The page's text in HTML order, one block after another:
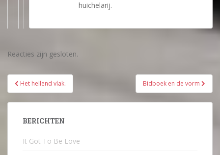
huichelarij.
Reacties zijn gesloten.
Bericht
navigatie
Het hellend vlak. Bidboek en de vorm
BERICHTEN
It Got To Be Love